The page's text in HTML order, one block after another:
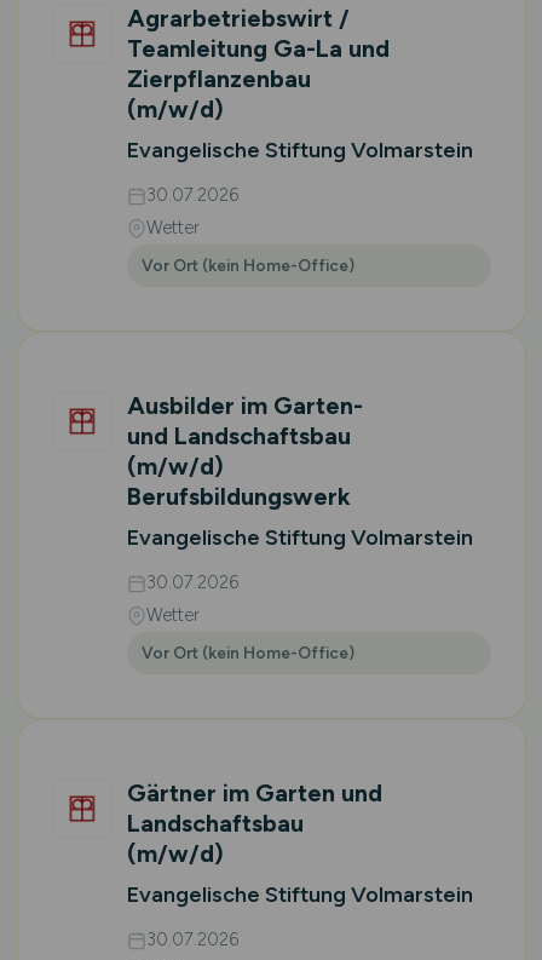
Agrarbetriebswirt /
Teamleitung Ga-La und
Zierpflanzenbau
(m/w/d)
Evangelische Stiftung Volmarstein
30.07.2026
Wetter
Vor Ort (kein Home-Office)
Ausbilder im Garten-
und Landschaftsbau
(m/w/d)
Berufsbildungswerk
Evangelische Stiftung Volmarstein
30.07.2026
Wetter
Vor Ort (kein Home-Office)
Gärtner im Garten und
Landschaftsbau
(m/w/d)
Evangelische Stiftung Volmarstein
30.07.2026